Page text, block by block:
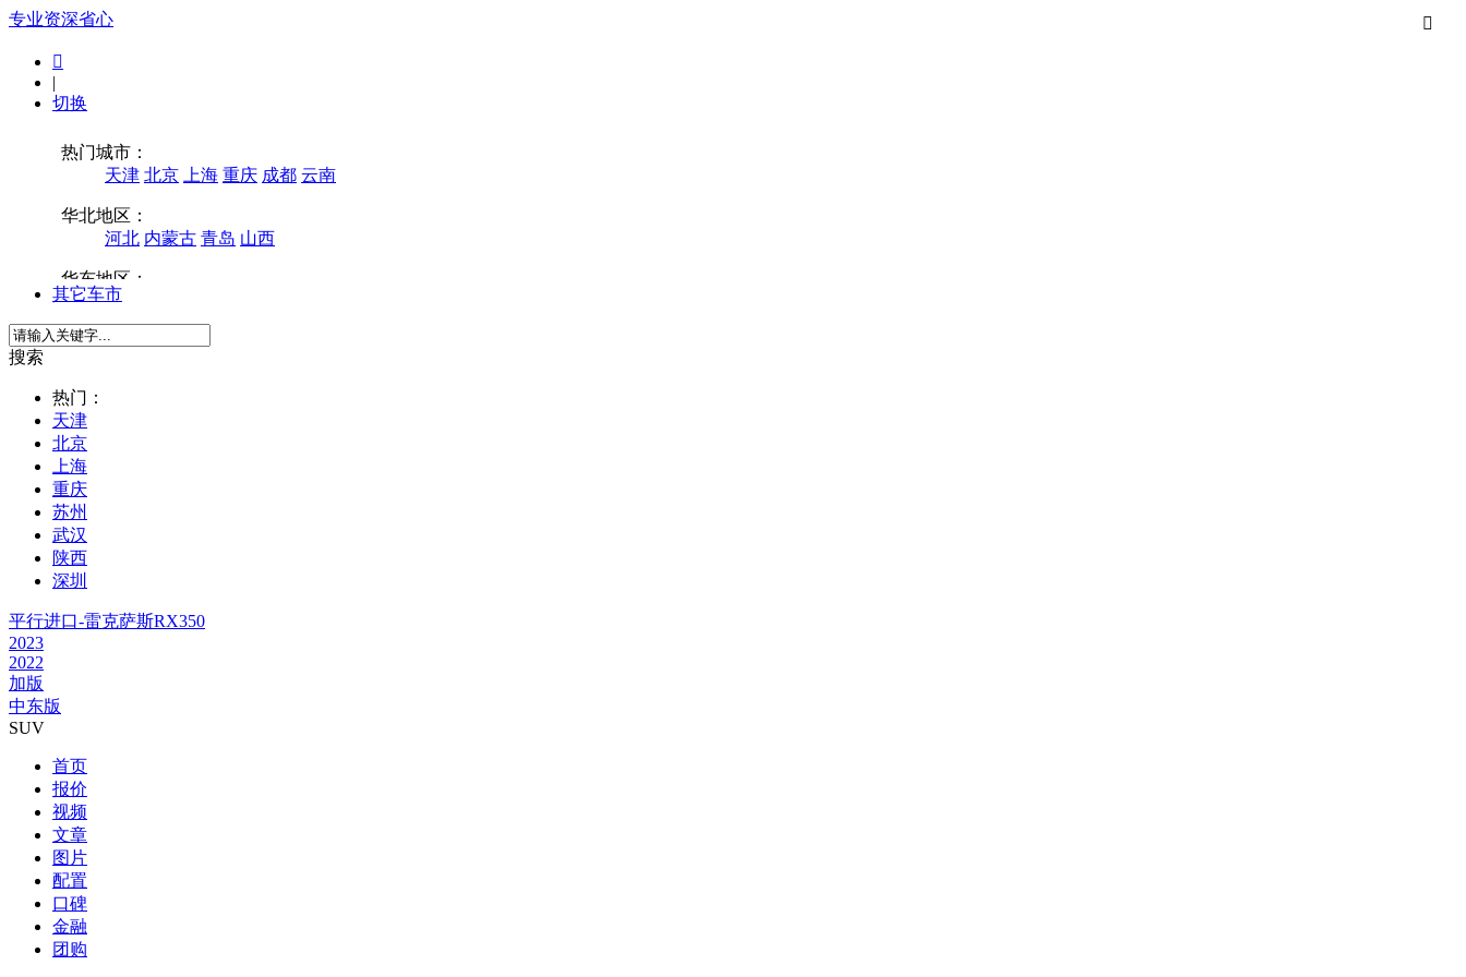
专业资深省心

|
切换

其它车市
搜索
热门：
天津
北京
上海
重庆
苏州
武汉
陕西
深圳
平行进口-雷克萨斯RX350
2023
2022
加版
中东版
SUV
首页
报价
视频
文章
图片
配置
口碑
金融
团购